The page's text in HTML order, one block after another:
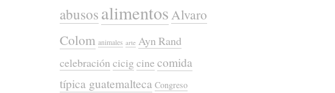
abusos alimentosAlvaro
Colom animales arte Ayn Rand
celebración cicig cine comida
típica guatemalteca Congreso